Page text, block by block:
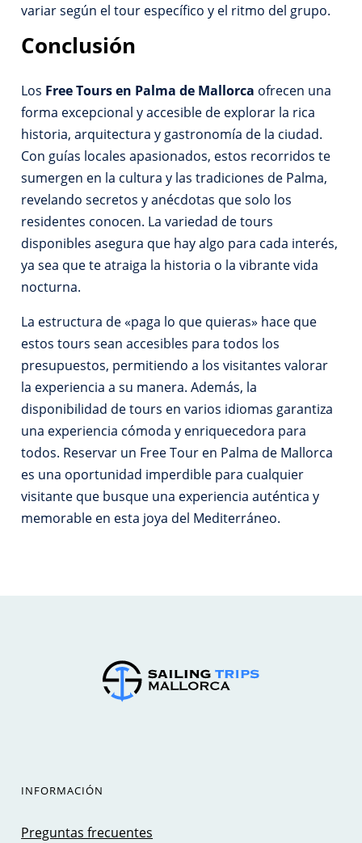
variar según el tour específico y el ritmo del grupo.
Conclusión
Los Free Tours en Palma de Mallorca ofrecen una
forma excepcional y accesible de explorar la rica
historia, arquitectura y gastronomía de la ciudad.
Con guías locales apasionados, estos recorridos te
sumergen en la cultura y las tradiciones de Palma,
revelando secretos y anécdotas que solo los
residentes conocen. La variedad de tours
disponibles asegura que hay algo para cada interés,
ya sea que te atraiga la historia o la vibrante vida
nocturna.
La estructura de «paga lo que quieras» hace que
estos tours sean accesibles para todos los
presupuestos, permitiendo a los visitantes valorar
la experiencia a su manera. Además, la
disponibilidad de tours en varios idiomas garantiza
una experiencia cómoda y enriquecedora para
todos. Reservar un Free Tour en Palma de Mallorca
es una oportunidad imperdible para cualquier
visitante que busque una experiencia auténtica y
memorable en esta joya del Mediterráneo.
INFORMACIÓN
Preguntas frecuentes